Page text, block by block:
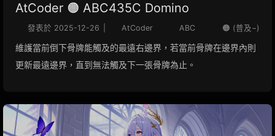
AtCoder 🟠 ABC435C Domino
發表於 2025-12-26 AtCoder ABC 🟠 (普及−)
維護當前倒下骨牌能觸及的最遠右邊界，若當前骨牌在邊界內則
更新最遠邊界，直到無法觸及下一張骨牌為止。